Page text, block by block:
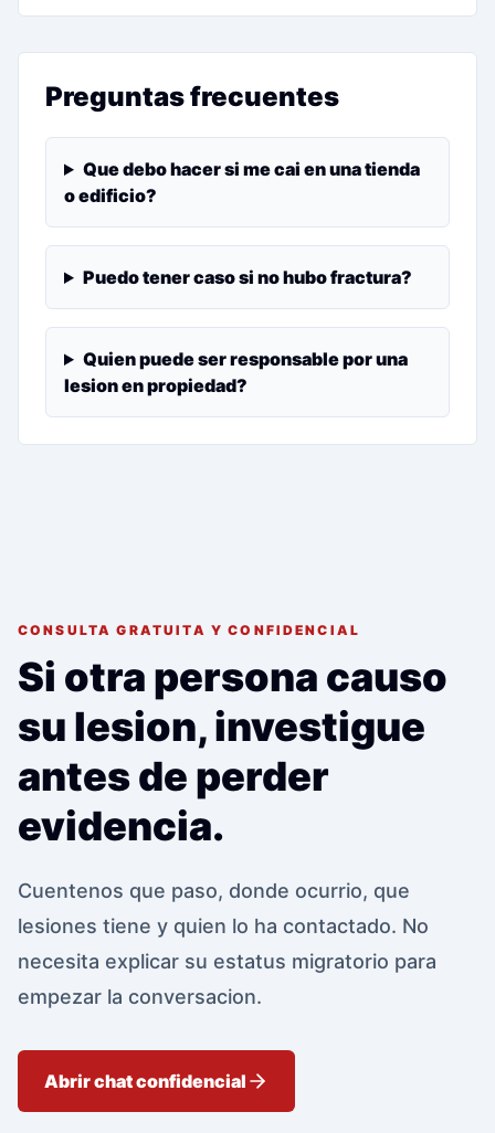
Preguntas frecuentes
Que debo hacer si me cai en una tienda
o edificio?
Puedo tener caso si no hubo fractura?
Quien puede ser responsable por una
lesion en propiedad?
CONSULTA GRATUITA Y CONFIDENCIAL
Si otra persona causo
su lesion, investigue
antes de perder
evidencia.
Cuentenos que paso, donde ocurrio, que
lesiones tiene y quien lo ha contactado. No
necesita explicar su estatus migratorio para
empezar la conversacion.
Abrir chat confidencial